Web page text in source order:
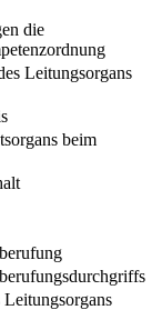
die
Leitungsorgans
beim